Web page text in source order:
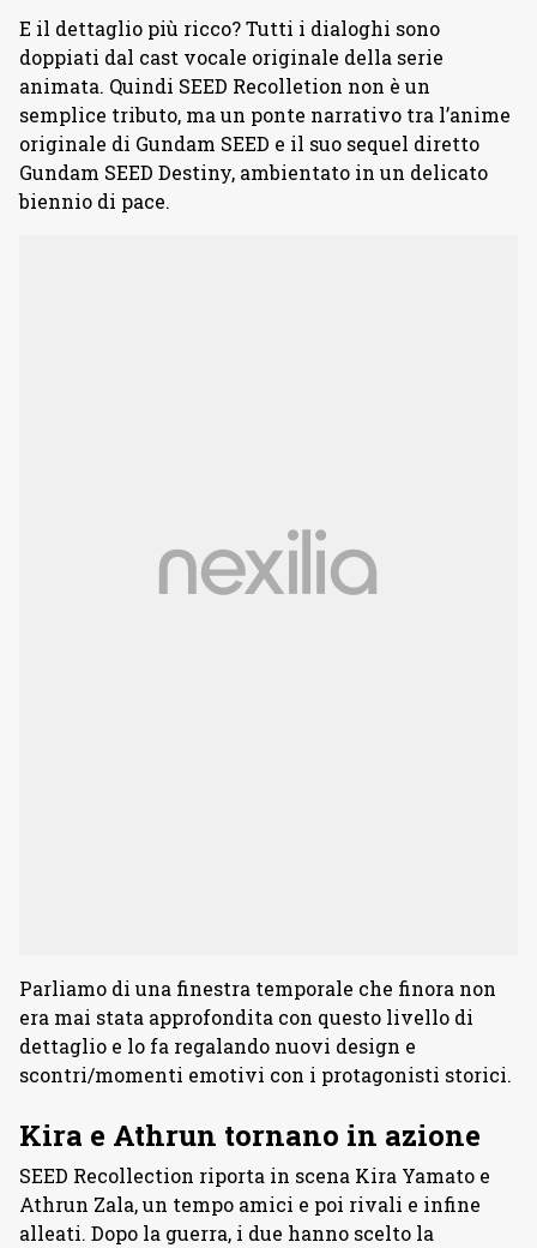
E il dettaglio più ricco? Tutti i dialoghi sono
doppiati dal cast vocale originale della serie
animata. Quindi SEED Recolletion non è un
semplice tributo, ma un ponte narrativo tra l’anime
originale di Gundam SEED e il suo sequel diretto
Gundam SEED Destiny, ambientato in un delicato
biennio di pace.
Parliamo di una finestra temporale che finora non
era mai stata approfondita con questo livello di
dettaglio e lo fa regalando nuovi design e
scontri/momenti emotivi con i protagonisti storici.
Kira e Athrun tornano in azione
SEED Recollection riporta in scena Kira Yamato e
Athrun Zala, un tempo amici e poi rivali e infine
alleati. Dopo la guerra, i due hanno scelto la